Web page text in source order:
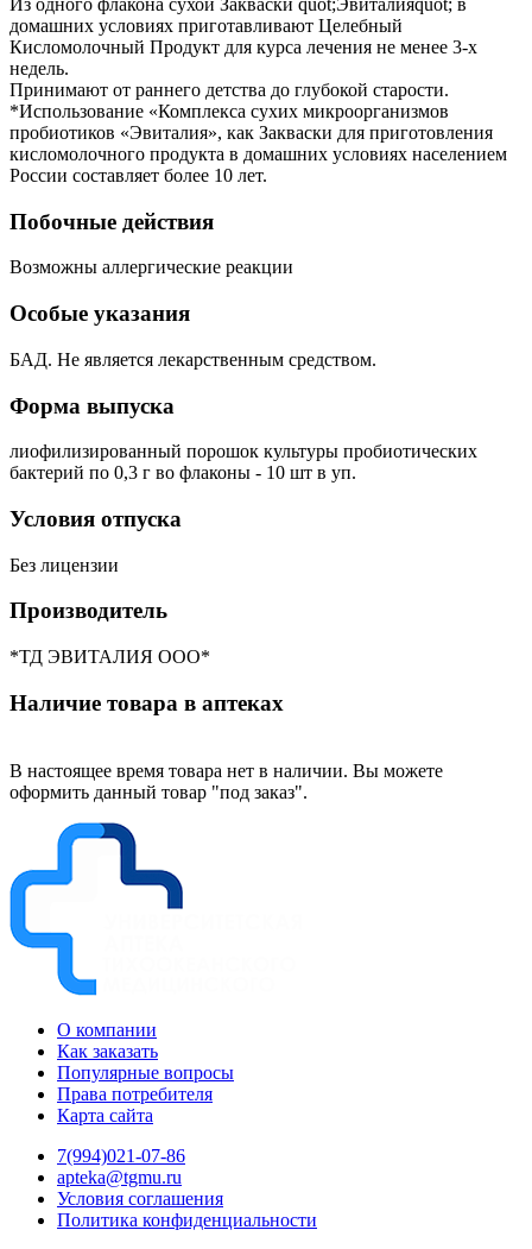
Из одного флакона сухой Закваски quot;Эвиталияquot; в
домашних условиях приготавливают Целебный
Кисломолочный Продукт для курса лечения не менее 3-х
недель.
Принимают от раннего детства до глубокой старости.
*Использование «Комплекса сухих микроорганизмов
пробиотиков «Эвиталия», как Закваски для приготовления
кисломолочного продукта в домашних условиях населением
России составляет более 10 лет.
Побочные действия
Возможны аллергические реакции
Особые указания
БАД. Не является лекарственным средством.
Форма выпуска
лиофилизированный порошок культуры пробиотических
бактерий по 0,3 г во флаконы - 10 шт в уп.
Условия отпуска
Без лицензии
Производитель
*ТД ЭВИТАЛИЯ ООО*
Наличие товара в аптеках
В настоящее время товара нет в наличии. Вы можете
оформить данный товар "под заказ".
О компании
Как заказать
Популярные вопросы
Права потребителя
Карта сайта
7(994)021-07-86
apteka@tgmu.ru
Условия соглашения
Политика конфиденциальности